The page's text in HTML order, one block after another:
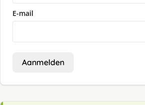
E-mail
Aanmelden